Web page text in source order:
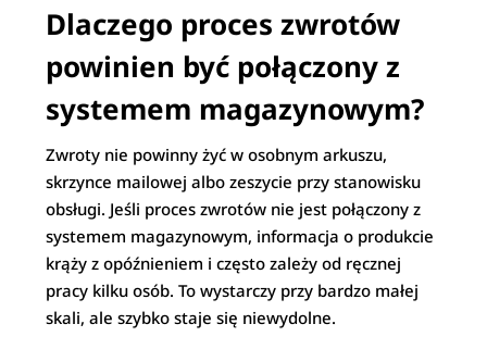
Dlaczego proces zwrotów
powinien być połączony z
systemem magazynowym?
Zwroty nie powinny żyć w osobnym arkuszu,
skrzynce mailowej albo zeszycie przy stanowisku
obsługi. Jeśli proces zwrotów nie jest połączony z
systemem magazynowym, informacja o produkcie
krąży z opóźnieniem i często zależy od ręcznej
pracy kilku osób. To wystarczy przy bardzo małej
skali, ale szybko staje się niewydolne.